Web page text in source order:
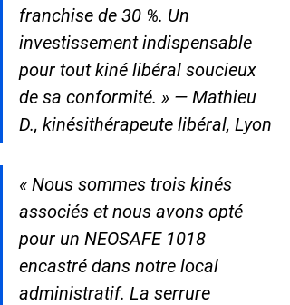
franchise de 30 %. Un
investissement indispensable
pour tout kiné libéral soucieux
de sa conformité. » — Mathieu
D., kinésithérapeute libéral, Lyon
« Nous sommes trois kinés
associés et nous avons opté
pour un NEOSAFE 1018
encastré dans notre local
administratif. La serrure